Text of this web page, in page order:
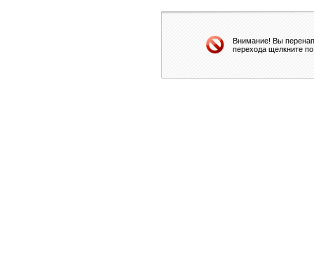
Внимание! Вы
перехода щелкните